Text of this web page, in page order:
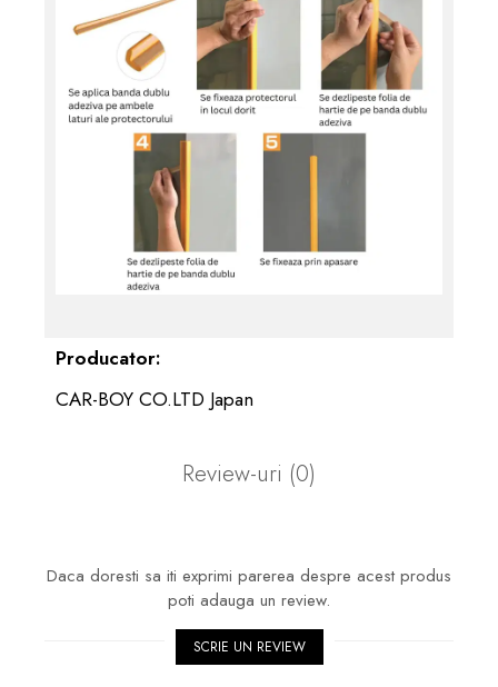
Producator:
CAR-BOY CO.LTD Japan
Review-uri (0)
Daca doresti sa iti exprimi parerea despre acest produs
poti adauga un review.
SCRIE UN REVIEW